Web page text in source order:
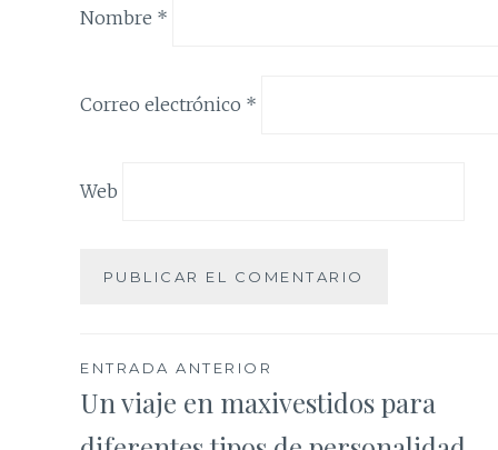
Nombre *
Correo electrónico *
Web
Navegación
de
ENTRADA ANTERIOR
Un viaje en maxivestidos para